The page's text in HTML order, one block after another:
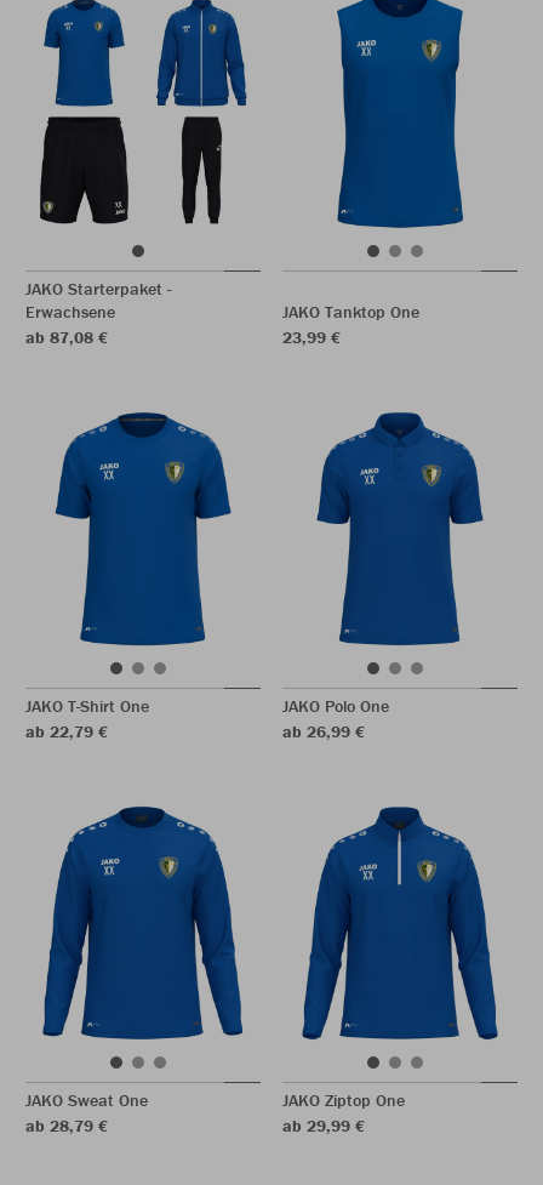
JAKO Starterpaket -
Erwachsene
ab 87,08 €
JAKO Tanktop One
23,99 €
JAKO T-Shirt One
ab 22,79 €
JAKO Polo One
ab 26,99 €
JAKO Sweat One
ab 28,79 €
JAKO Ziptop One
ab 29,99 €